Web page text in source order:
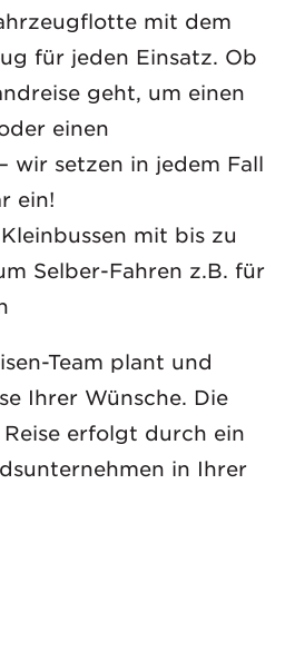
mit dem
für jeden Einsatz. Ob
geht, um einen
einen
wir setzen in jedem Fall
ein!
mit bis zu
Selber-Fahren z.B. für
Team plant und
Ihrer Wünsche. Die
erfolgt durch ein
in Ihrer